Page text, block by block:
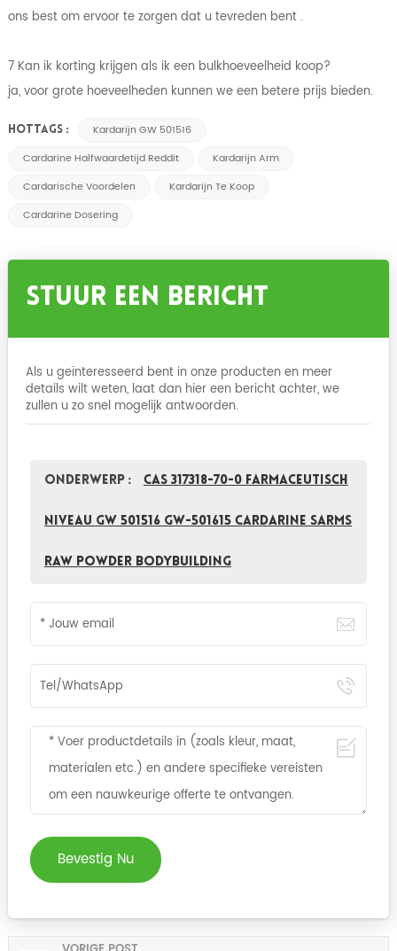
ons best om ervoor te zorgen dat u tevreden bent .
7 Kan ik korting krijgen als ik een bulkhoeveelheid koop?
ja, voor grote hoeveelheden kunnen we een betere prijs bieden.
HOTTAGS :
Kardarijn GW 501516
Cardarine Halfwaardetijd Reddit
Kardarijn Arm
Cardarische Voordelen
Kardarijn Te Koop
Cardarine Dosering
Stuur Een Bericht
Als u geïnteresseerd bent in onze producten en meer
details wilt weten, laat dan hier een bericht achter, we
zullen u zo snel mogelijk antwoorden.
Onderwerp : CAS 317318-70-0 Farmaceutisch
niveau GW 501516 GW-501615 Cardarine sarms
Raw Powder bodybuilding
Bevestig Nu